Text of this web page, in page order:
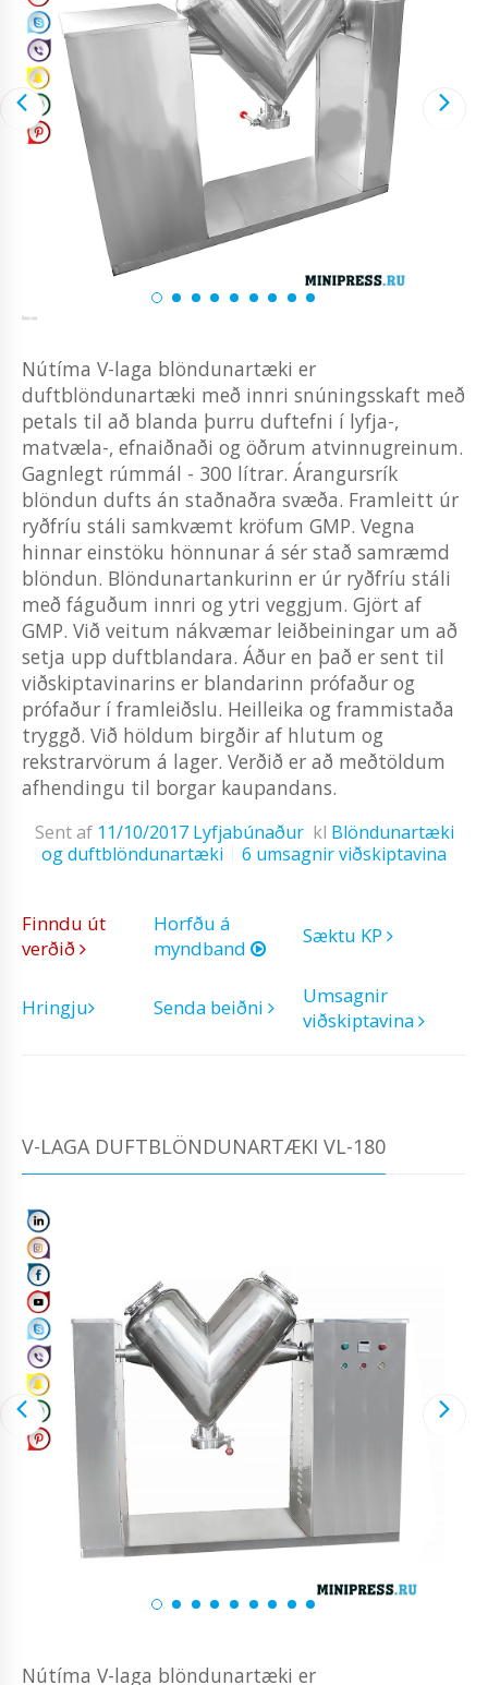
Nútíma V-laga blöndunartæki er
duftblöndunartæki með innri snúningsskaft með
petals til að blanda þurru duftefni í lyfja-,
matvæla-, efnaiðnaði og öðrum atvinnugreinum.
Gagnlegt rúmmál - 300 lítrar. Árangursrík
blöndun dufts án staðnaðra svæða. Framleitt úr
ryðfríu stáli samkvæmt kröfum GMP. Vegna
hinnar einstöku hönnunar á sér stað samræmd
blöndun. Blöndunartankurinn er úr ryðfríu stáli
með fáguðum innri og ytri veggjum. Gjört af
GMP. Við veitum nákvæmar leiðbeiningar um að
setja upp duftblandara. Áður en það er sent til
viðskiptavinarins er blandarinn prófaður og
prófaður í framleiðslu. Heilleika og frammistaða
tryggð. Við höldum birgðir af hlutum og
rekstrarvörum á lager. Verðið er að meðtöldum
afhendingu til borgar kaupandans.
Sent af 11/10/2017 Lyfjabúnaður kl Blöndunartæki
og duftblöndunartæki
6 umsagnir viðskiptavina
Finndu út
verðið
Horfðu á
myndband
Sæktu KP
Hringju Senda beiðni
Umsagnir
viðskiptavina
V-LAGA DUFTBLÖNDUNARTÆKI VL-180
Nútíma V-laga blöndunartæki er